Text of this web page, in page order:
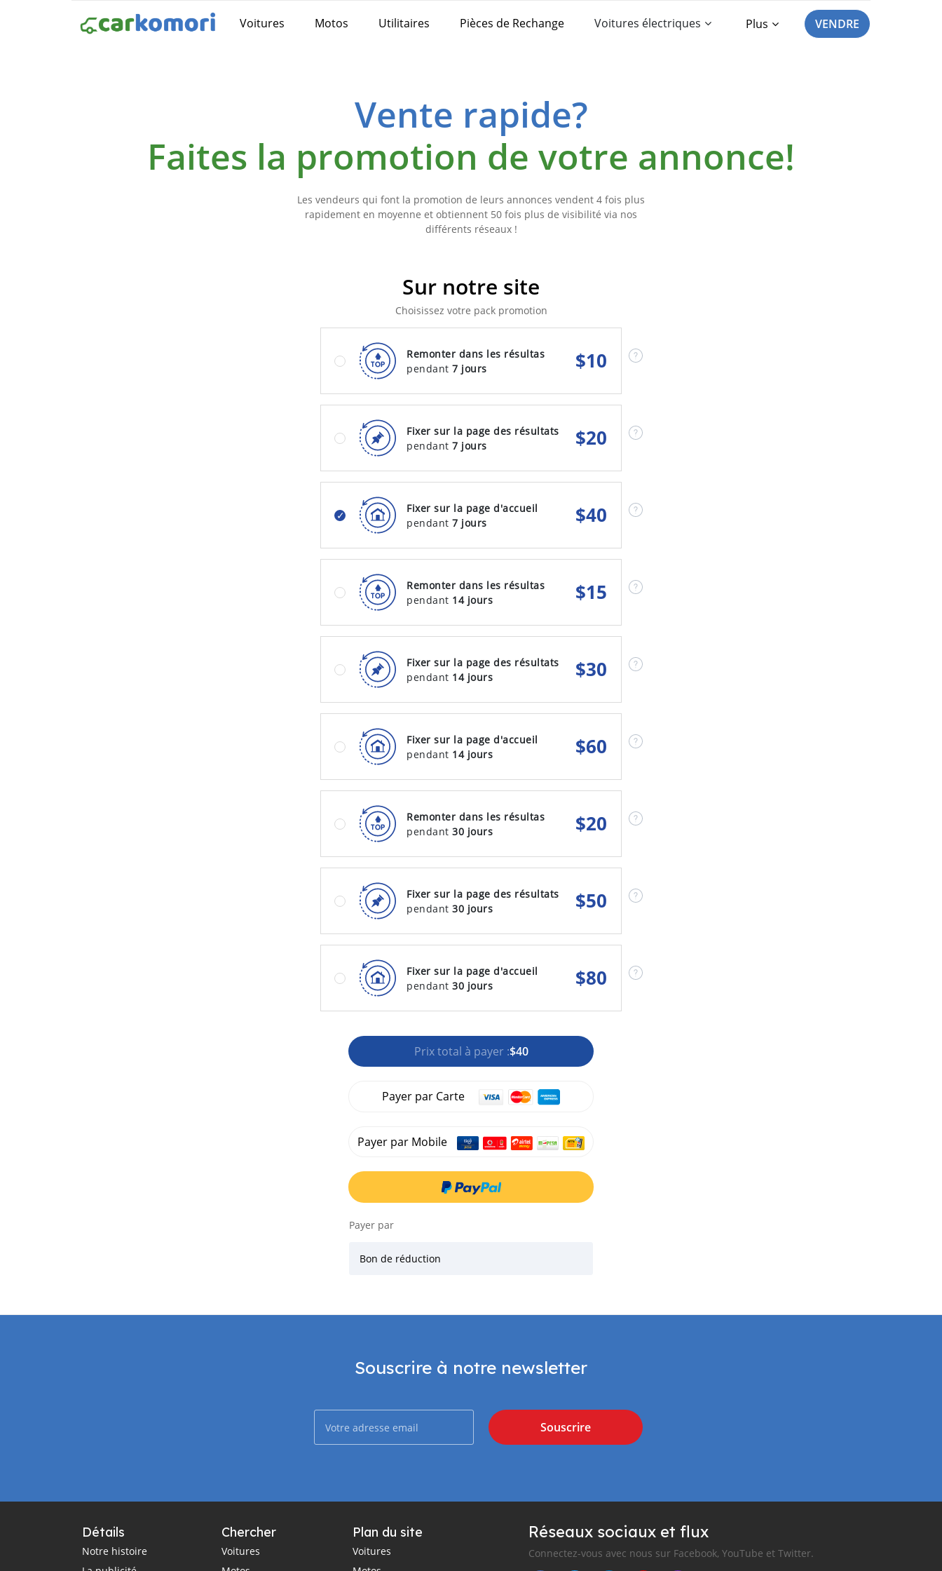
Voitures Motos Utilitaires Pièces de Rechange Voitures électriques Plus VENDRE
Vente rapide?
Faites la promotion de votre annonce!
Les vendeurs qui font la promotion de leurs annonces vendent 4 fois plus
rapidement en moyenne et obtiennent 50 fois plus de visibilité via nos
différents réseaux !
Sur notre site
Choisissez votre pack promotion
Remonter dans les résultas
pendant 7 jours $10
Fixer sur la page des résultats
pendant 7 jours $20
Fixer sur la page d'accueil
pendant 7 jours $40
Remonter dans les résultas
pendant 14 jours $15
Fixer sur la page des résultats
pendant 14 jours $30
Fixer sur la page d'accueil
pendant 14 jours $60
Remonter dans les résultas
pendant 30 jours $20
Fixer sur la page des résultats
pendant 30 jours $50
Fixer sur la page d'accueil
pendant 30 jours $80
Prix total à payer :$40
Payer par Carte
Payer par Mobile
Payer par
Bon de réduction
Souscrire à notre newsletter
Souscrire
Détails
Notre histoire
Chercher
Voitures
Plan du site
Voitures
Réseaux sociaux et flux
Connectez-vous avec nous sur Facebook, YouTube et Twitter.